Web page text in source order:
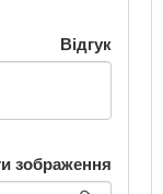
Відгук
зображення